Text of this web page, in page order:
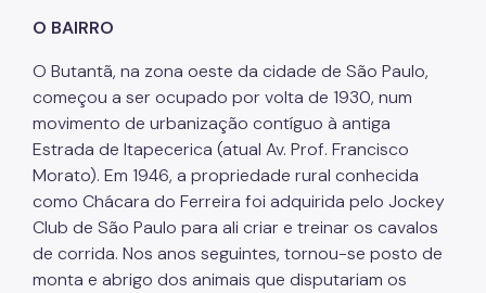
O BAIRRO
O Butantã, na zona oeste da cidade de São Paulo,
começou a ser ocupado por volta de 1930, num
movimento de urbanização contíguo à antiga
Estrada de Itapecerica (atual Av. Prof. Francisco
Morato). Em 1946, a propriedade rural conhecida
como Chácara do Ferreira foi adquirida pelo Jockey
Club de São Paulo para ali criar e treinar os cavalos
de corrida. Nos anos seguintes, tornou-se posto de
monta e abrigo dos animais que disputariam os